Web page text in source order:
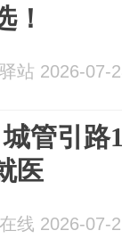
！
站 2026-07-
城管引路
医
线 2026-07-